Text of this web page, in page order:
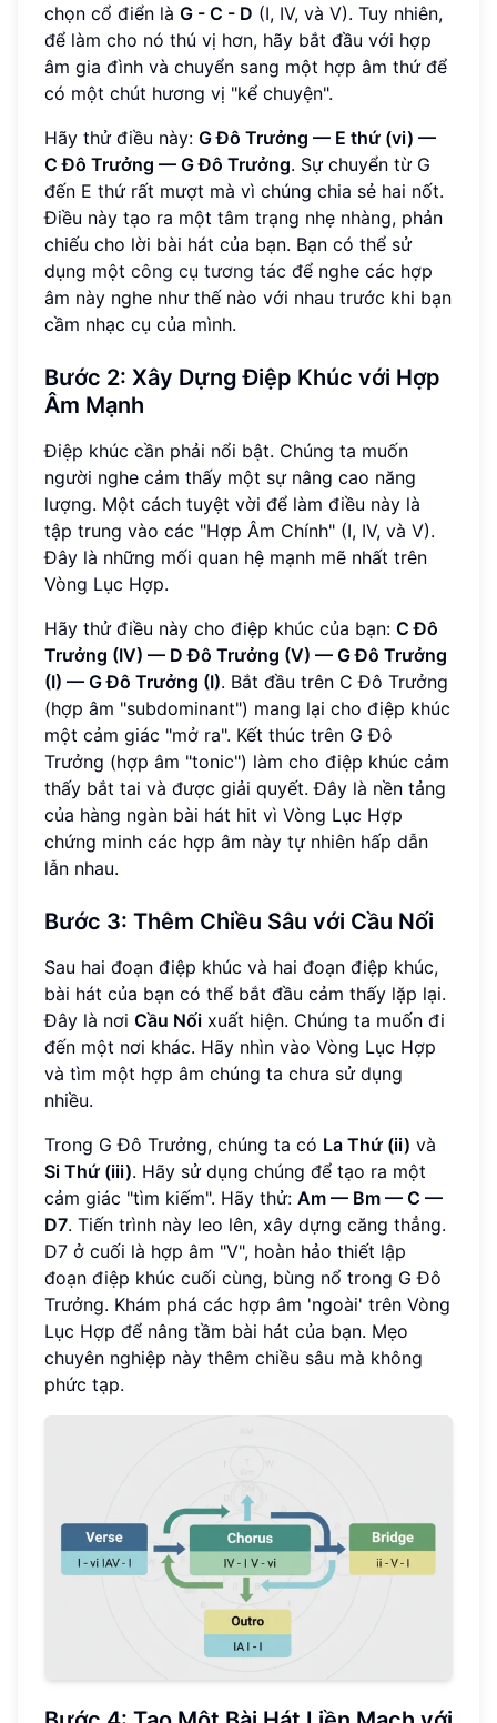
chọn cổ điển là G - C - D (I, IV, và V). Tuy nhiên,
để làm cho nó thú vị hơn, hãy bắt đầu với hợp
âm gia đình và chuyển sang một hợp âm thứ để
có một chút hương vị "kể chuyện".
Hãy thử điều này: G Đô Trưởng — E thứ (vi) —
C Đô Trưởng — G Đô Trưởng. Sự chuyển từ G
đến E thứ rất mượt mà vì chúng chia sẻ hai nốt.
Điều này tạo ra một tâm trạng nhẹ nhàng, phản
chiếu cho lời bài hát của bạn. Bạn có thể sử
dụng một công cụ tương tác để nghe các hợp
âm này nghe như thế nào với nhau trước khi bạn
cầm nhạc cụ của mình.
Bước 2: Xây Dựng Điệp Khúc với Hợp
Âm Mạnh
Điệp khúc cần phải nổi bật. Chúng ta muốn
người nghe cảm thấy một sự nâng cao năng
lượng. Một cách tuyệt vời để làm điều này là
tập trung vào các "Hợp Âm Chính" (I, IV, và V).
Đây là những mối quan hệ mạnh mẽ nhất trên
Vòng Lục Hợp.
Hãy thử điều này cho điệp khúc của bạn: C Đô
Trưởng (IV) — D Đô Trưởng (V) — G Đô Trưởng
(I) — G Đô Trưởng (I). Bắt đầu trên C Đô Trưởng
(hợp âm "subdominant") mang lại cho điệp khúc
một cảm giác "mở ra". Kết thúc trên G Đô
Trưởng (hợp âm "tonic") làm cho điệp khúc cảm
thấy bắt tai và được giải quyết. Đây là nền tảng
của hàng ngàn bài hát hit vì Vòng Lục Hợp
chứng minh các hợp âm này tự nhiên hấp dẫn
lẫn nhau.
Bước 3: Thêm Chiều Sâu với Cầu Nối
Sau hai đoạn điệp khúc và hai đoạn điệp khúc,
bài hát của bạn có thể bắt đầu cảm thấy lặp lại.
Đây là nơi Cầu Nối xuất hiện. Chúng ta muốn đi
đến một nơi khác. Hãy nhìn vào Vòng Lục Hợp
và tìm một hợp âm chúng ta chưa sử dụng
nhiều.
Trong G Đô Trưởng, chúng ta có La Thứ (ii) và
Si Thứ (iii). Hãy sử dụng chúng để tạo ra một
cảm giác "tìm kiếm". Hãy thử: Am — Bm — C —
D7. Tiến trình này leo lên, xây dựng căng thẳng.
D7 ở cuối là hợp âm "V", hoàn hảo thiết lập
đoạn điệp khúc cuối cùng, bùng nổ trong G Đô
Trưởng. Khám phá các hợp âm 'ngoài' trên Vòng
Lục Hợp để nâng tầm bài hát của bạn. Mẹo
chuyên nghiệp này thêm chiều sâu mà không
phức tạp.